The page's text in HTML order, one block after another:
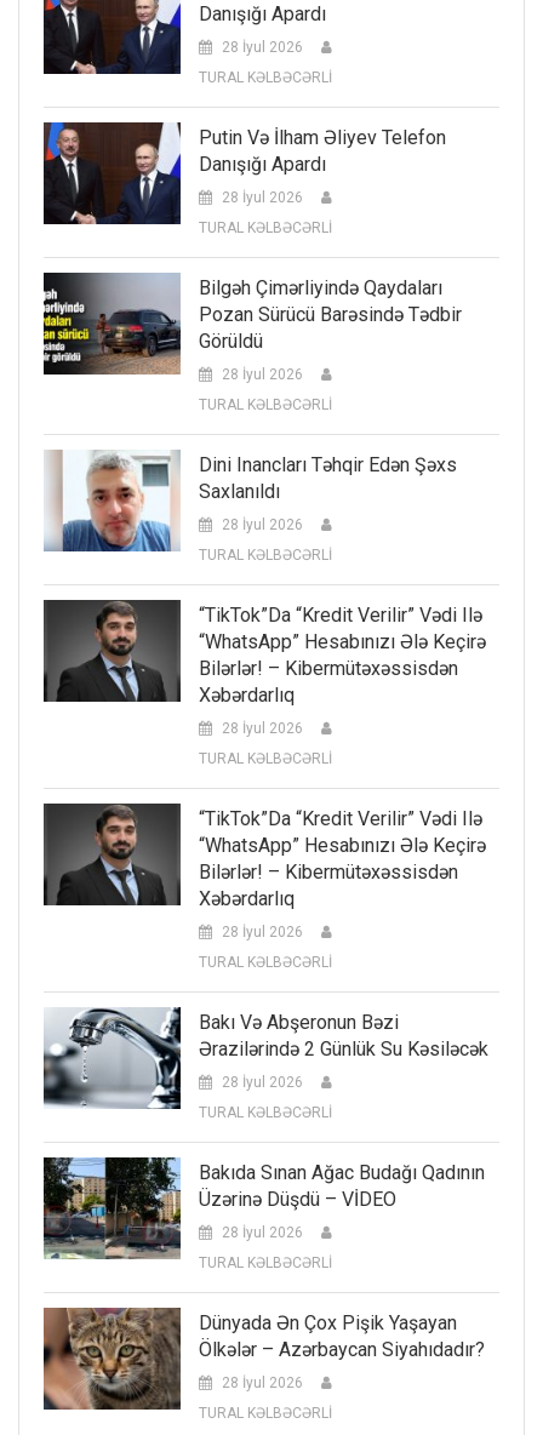
Danışığı Apardı
28 İyul 2026
TURAL KƏLBƏCƏRLİ
Putin Və İlham Əliyev Telefon
Danışığı Apardı
28 İyul 2026
TURAL KƏLBƏCƏRLİ
Bilgəh Çimərliyində Qaydaları
Pozan Sürücü Barəsində Tədbir
Görüldü
28 İyul 2026
TURAL KƏLBƏCƏRLİ
Dini Inancları Təhqir Edən Şəxs
Saxlanıldı
28 İyul 2026
TURAL KƏLBƏCƏRLİ
“TikTok”da “kredit Verilir” Vədi Ilə
“WhatsApp” Hesabınızı Ələ Keçirə
Bilərlər! – Kibermütəxəssisdən
Xəbərdarlıq
28 İyul 2026
TURAL KƏLBƏCƏRLİ
“TikTok”da “kredit Verilir” Vədi Ilə
“WhatsApp” Hesabınızı Ələ Keçirə
Bilərlər! – Kibermütəxəssisdən
Xəbərdarlıq
28 İyul 2026
TURAL KƏLBƏCƏRLİ
Bakı Və Abşeronun Bəzi
Ərazilərində 2 Günlük Su Kəsiləcək
28 İyul 2026
TURAL KƏLBƏCƏRLİ
Bakıda Sınan Ağac Budağı Qadının
Üzərinə Düşdü – VİDEO
28 İyul 2026
TURAL KƏLBƏCƏRLİ
Dünyada Ən Çox Pişik Yaşayan
Ölkələr – Azərbaycan Siyahıdadır?
28 İyul 2026
TURAL KƏLBƏCƏRLİ